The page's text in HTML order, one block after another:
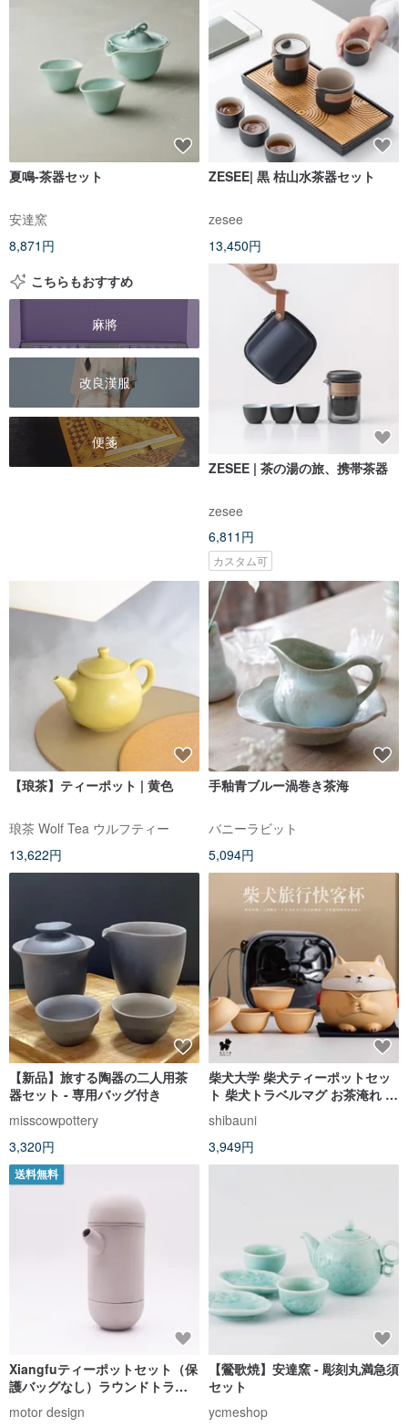
夏鳴-茶器セット
安達窯
8,871円
ZESEE| 黒 枯山水茶器セット
zesee
13,450円
こちらもおすすめ
麻將
改良漢服
便箋
ZESEE | 茶の湯の旅、携帯茶器
zesee
6,811円
カスタム可
【琅茶】ティーポット | 黄色
琅茶 Wolf Tea ウルフティー
13,622円
手釉青ブルー渦巻き茶海
バニーラビット
5,094円
【新品】旅する陶器の二人用茶
器セット - 専用バッグ付き
misscowpottery
3,320円
柴犬大学 柴犬ティーポットセッ
ト 柴犬トラベルマグ お茶淹れ 旅
行用茶器 ギフト
shibauni
3,949円
送料無料
Xiangfuティーポットセット（保
護バッグなし）ラウンドトラベ
ルティーポットセット
motor design
【鶯歌焼】安達窯 - 彫刻丸満急須
セット
ycmeshop